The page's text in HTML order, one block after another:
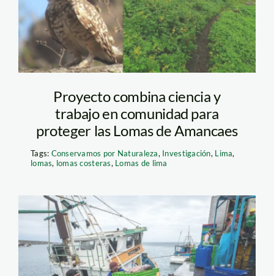
durmiente
Proyecto combina ciencia y
trabajo en comunidad para
proteger las Lomas de Amancaes
Tags: Conservamos por Naturaleza, Investigación, Lima,
lomas, lomas costeras, Lomas de lima
DDG_3553 copy (1)
(1)